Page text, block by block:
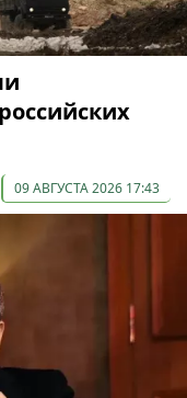
09 АВГУСТА 2026 17:43